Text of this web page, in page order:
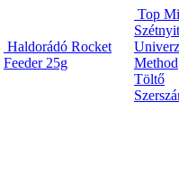
Haldorádó Rocket
Feeder 25g
Top
Method
Töltő